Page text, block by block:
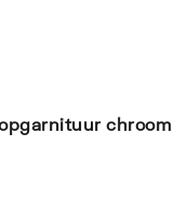
chroom